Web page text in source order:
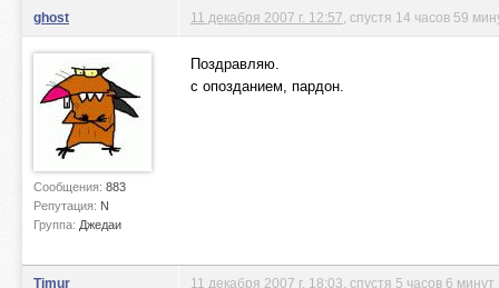
ghost
Сообщения: 883
Репутация: N
Группа: Джедаи
11 декабря 2007 г. 12:57 , спустя 14 часов 59
Поздравляю.
с опозданием, пардон.
Timur 11 декабря 2007 г. 18:03 , спустя 5 часов 6